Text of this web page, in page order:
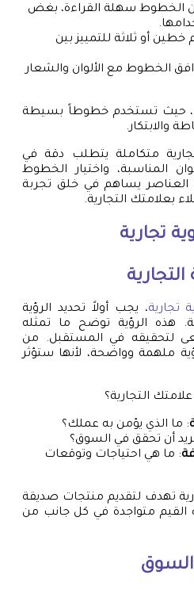
الخطوط سهلة القراءة، بغض
أو ثلاثة للتمييز بين
الخطوط مع الألوان والشعار
حيث تستخدم خطوطاً بسيطة
والابتكار.
متكاملة يتطلب دقة في
المناسبة، واختيار الخطوط
يساهم في خلق تجربة
بعلامتك التجارية.
تجارية
تجارية، يجب أولاً تحديد الرؤية
هذه الرؤية توضح ما تمثله
لتحقيقه في المستقبل. من
ملهمة وواضحة، لأنها ستؤثر
التجارية؟
: ما الذي يؤمن به عملك؟
أن تحقق في السوق؟
: ما هي احتياجات وتوقعات
تهدف لتقديم منتجات صديقة
القيم متواجدة في كل جانب من